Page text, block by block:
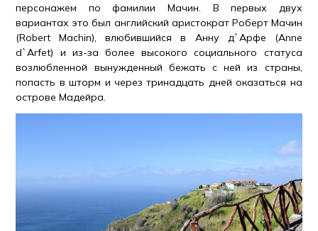
персонажем по фамилии Мачин. В первых двух
вариантах это был английский аристократ Роберт Мачин
(Robert Machin), влюбившийся в Анну д`Арфе (Anne
d`Arfet) и из-за более высокого социального статуса
возлюбленной вынужденный бежать с ней из страны,
попасть в шторм и через тринадцать дней оказаться на
острове Мадейра.